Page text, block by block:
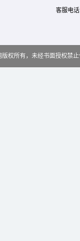
客服电
版权所有，未经书面授权